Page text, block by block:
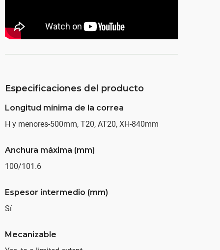
Especificaciones del producto
Longitud mínima de la correa
H y menores-500mm, T20, AT20, XH-840mm
Anchura máxima (mm)
100/101.6
Espesor intermedio (mm)
Sí
Mecanizable